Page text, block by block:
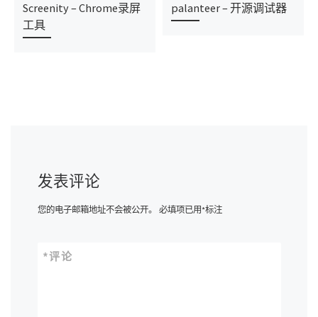
Screenity – Chrome录屏
工具
palanteer – 开源调试器
发表评论
您的电子邮箱地址不会被公开。 必填项已用*标注
评论
*